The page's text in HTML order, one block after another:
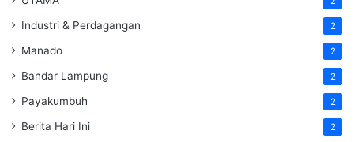
Industri & Perdagangan 2
Manado 2
Bandar Lampung 2
Payakumbuh 2
Berita Hari Ini 2